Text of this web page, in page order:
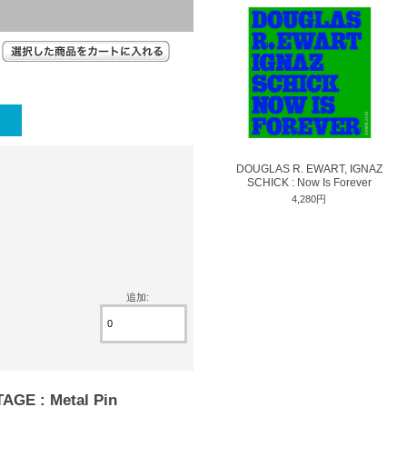
追加:
: Metal Pin
DOUGLAS R. EWART, IGNAZ
SCHICK : Now Is Forever
4,280円